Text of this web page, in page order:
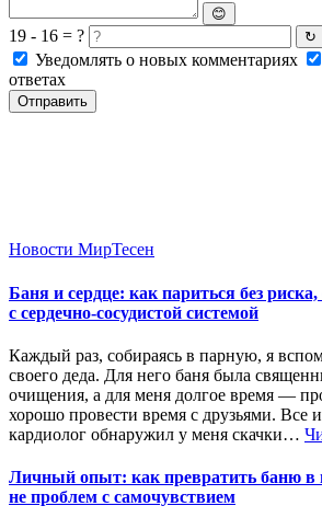
😊
19 - 16 = ? ↻
Уведомлять о новых комментариях
ответах
Отправить
Новости МирТесен
Баня и сердце: как париться без
с сердечно-сосудистой системой
Каждый раз, собираясь в парную, я
своего деда. Для него баня была
очищения, а для меня долгое время —
хорошо провести время с друзьями. Все
кардиолог обнаружил у меня скачки…
Личный опыт: как превратить баню в
не проблем с самочувствием